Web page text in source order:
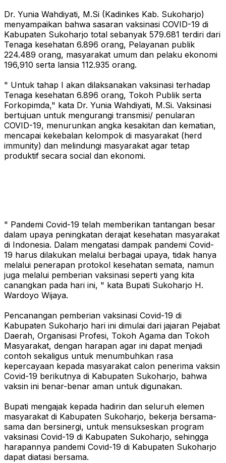
Dr. Yunia Wahdiyati, M.Si (Kadinkes Kab. Sukoharjo)
menyampaikan bahwa sasaran vaksinasi COVID-19 di
Kabupaten Sukoharjo total sebanyak 579.681 terdiri dari
Tenaga kesehatan 6.896 orang, Pelayanan publik
224.489 orang, masyarakat umum dan pelaku ekonomi
196,910 serta lansia 112.935 orang.
" Untuk tahap I akan dilaksanakan vaksinasi terhadap
Tenaga kesehatan 6.896 orang, Tokoh Publik serta
Forkopimda," kata Dr. Yunia Wahdiyati, M.Si. Vaksinasi
bertujuan untuk mengurangi transmisi/ penularan
COVID-19, menurunkan angka kesakitan dan kematian,
mencapai kekebalan kelompok di masyarakat (herd
immunity) dan melindungi masyarakat agar tetap
produktif secara social dan ekonomi.
" Pandemi Covid-19 telah memberikan tantangan besar
dalam upaya peningkatan derajat kesehatan masyarakat
di Indonesia. Dalam mengatasi dampak pandemi Covid-
19 harus dilakukan melalui berbagai upaya, tidak hanya
melalui penerapan protokol kesehatan semata, namun
juga melalui pemberian vaksinasi seperti yang kita
canangkan pada hari ini, " kata Bupati Sukoharjo H.
Wardoyo Wijaya.
Pencanangan pemberian vaksinasi Covid-19 di
Kabupaten Sukoharjo hari ini dimulai dari jajaran Pejabat
Daerah, Organisasi Profesi, Tokoh Agama dan Tokoh
Masyarakat, dengan harapan agar ini dapat menjadi
contoh sekaligus untuk menumbuhkan rasa
kepercayaan kepada masyarakat calon penerima vaksin
Covid-19 berikutnya di Kabupaten Sukoharjo, bahwa
vaksin ini benar-benar aman untuk digunakan.
Bupati mengajak kepada hadirin dan seluruh elemen
masyarakat di Kabupaten Sukoharjo, bekerja bersama-
sama dan bersinergi, untuk mensukseskan program
vaksinasi Covid-19 di Kabupaten Sukoharjo, sehingga
harapannya pandemi Covid-19 di Kabupaten Sukoharjo
dapat diatasi bersama.